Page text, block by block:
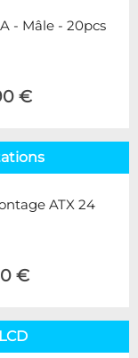
- Mâle - 20pcs
€
ATX 24
€